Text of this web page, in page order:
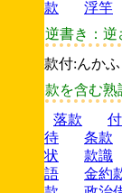
款
浮竿
逆書き：逆
款付:んかふ
款を含む熟
落款
待
条款
状
款識
語
金約